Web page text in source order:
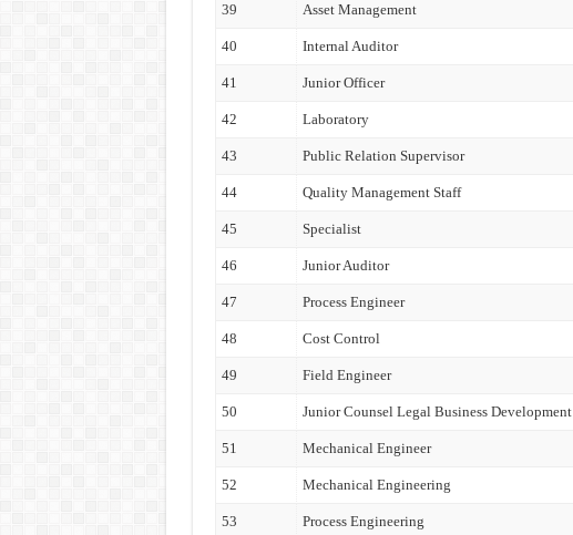
39 Asset Management
40 Internal Auditor
41 Junior Officer
42 Laboratory
43 Public Relation Supervisor
44 Quality Management Staff
45 Specialist
46 Junior Auditor
47 Process Engineer
48 Cost Control
49 Field Engineer
50 Junior Counsel Legal Business Development
51 Mechanical Engineer
52 Mechanical Engineering
53 Process Engineering